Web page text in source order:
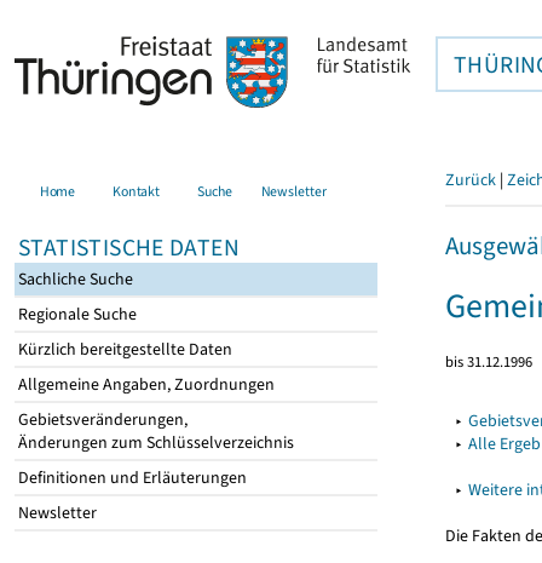
Home Kontakt Suche Newsletter
STATISTISCHE DATEN
Sachliche Suche
Regionale Suche
Kürzlich bereitgestellte Daten
Allgemeine Angaben, Zuordnungen
Gebietsveränderungen,
Änderungen zum Schlüsselverzeichnis
Definitionen und Erläuterungen
Newsletter
Zurück |
bis 31.12.1996
▸
▸ Alle
▸ Weitere
Die Fakten